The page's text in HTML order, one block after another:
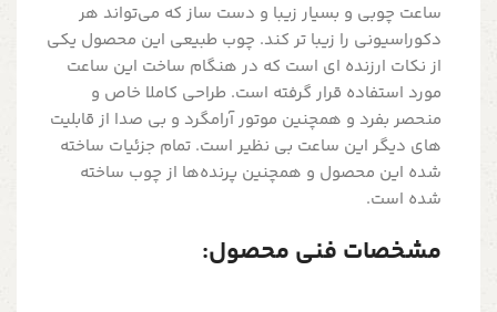
ساعت چوبی و بسیار زیبا و دست ساز که می‌تواند هر
دکوراسیونی را زیبا تر کند. چوب طبیعی این محصول یکی
از نکات ارزنده ای است که در هنگام ساخت این ساعت
مورد استفاده قرار گرفته است. طراحی کاملا خاص و
منحصر بفرد و همچنین موتور آرامگرد و بی صدا از قابلیت
های دیگر این ساعت بی نظیر است. تمام جزئیات ساخته
شده این محصول و همچنین پرنده‌ها از چوب ساخته
شده است.
مشخصات فنی محصول: